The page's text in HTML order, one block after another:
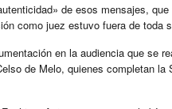
de esos mensajes,
como juez estuvo fuera de toda
en la audiencia que se
de Melo, quienes completan